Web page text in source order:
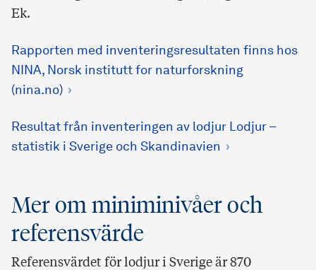
Ek.
Rapporten med inventeringsresultaten finns hos
NINA, Norsk institutt for naturforskning
(nina.no)
Resultat från inventeringen av lodjur Lodjur –
statistik i Sverige och Skandinavien
Mer om miniminivåer och
referensvärde
Referensvärdet för lodjur i Sverige är 870